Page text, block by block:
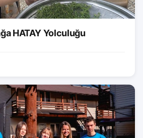
HATAY Yolculuğu